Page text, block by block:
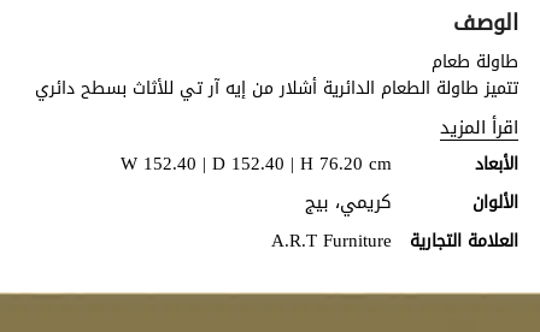
الوصف
طاولة طعام
تتميز طاولة الطعام الدائرية أشلار من إيه آر تي للأثاث بسطح دائري
ثابت يزدان بتقنية تشطيب السحب اللوني التي تضفي عمقًا بصريًا
وطابعًا حرفيًا مميزًا. وقد صُنعت من خشب البارا الصلب وقشرة خشب
البتولا والراتنج المصبوب، وترتكز على قاعدة أسطوانية منحوتة
بتشطيب معدني برونزي مصقول يحاكي مظهر المعدن بأناقة. ويمنح
هذا التناغم بين الخامات والملامس المختلفة الطاولة حضورًا راقيًا
يجعلها محورًا أنيقًا لغرفة الطعام، مع الجمع بين التصميم الفني
اقرأ المزيد
الأبعاد W 152.40 | D 152.40 | H 76.20 cm
الألوان كريمي، بيج
العلامة التجارية A.R.T Furniture